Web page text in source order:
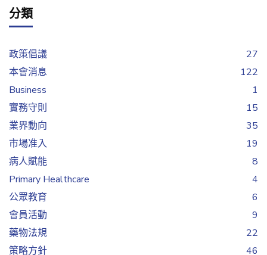
分類
政策倡議
27
本會消息
122
Business
1
實務守則
15
業界動向
35
市場准入
19
病人賦能
8
Primary Healthcare
4
公眾教育
6
會員活動
9
藥物法規
22
策略方針
46